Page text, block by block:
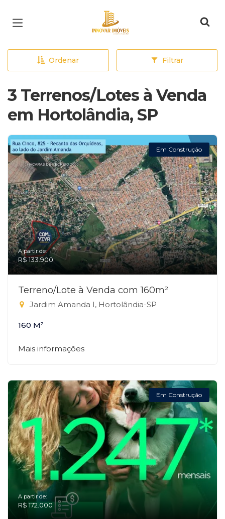
Página inicial
Ordenar Filtrar
3 Terrenos/Lotes à Venda
em Hortolândia, SP
Em Construção
A partir de:
R$ 133.900
Terreno/Lote à Venda com 160m²
Jardim Amanda I, Hortolândia-SP
160 M²
Mais informações
Em Construção
A partir de:
R$ 172.000